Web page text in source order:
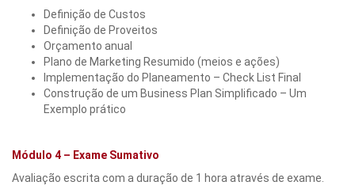
Definição de Custos
Definição de Proveitos
Orçamento anual
Plano de Marketing Resumido (meios e ações)
Implementação do Planeamento – Check List Final
Construção de um Business Plan Simplificado – Um
Exemplo prático
Módulo 4 – Exame Sumativo
Avaliação escrita com a duração de 1 hora através de exame.